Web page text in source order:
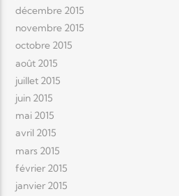
décembre 2015
novembre 2015
octobre 2015
août 2015
juillet 2015
juin 2015
mai 2015
avril 2015
mars 2015
février 2015
janvier 2015